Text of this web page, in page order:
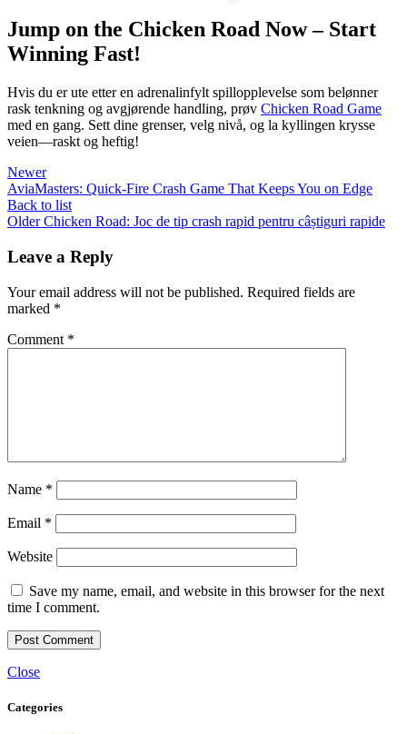
Jump on the Chicken Road Now – Start
Winning Fast!
Hvis du er ute etter en adrenalinfylt spillopplevelse som belønner
rask tenkning og avgjørende handling, prøv Chicken Road Game
med en gang. Sett dine grenser, velg nivå, og la kyllingen krysse
veien—raskt og heftig!
Newer
AviaMasters: Quick‑Fire Crash Game That Keeps You on Edge
Back to list
Older Chicken Road: Joc de tip crash rapid pentru câștiguri rapide
Leave a Reply
Your email address will not be published. Required fields are
marked *
Comment *
Name *
Email *
Website
Save my name, email, and website in this browser for the next
time I comment.
Close
Categories